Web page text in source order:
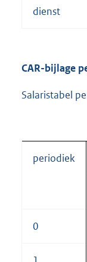
dienst
CAR-bijlage
Salaristabel
periodiek
0